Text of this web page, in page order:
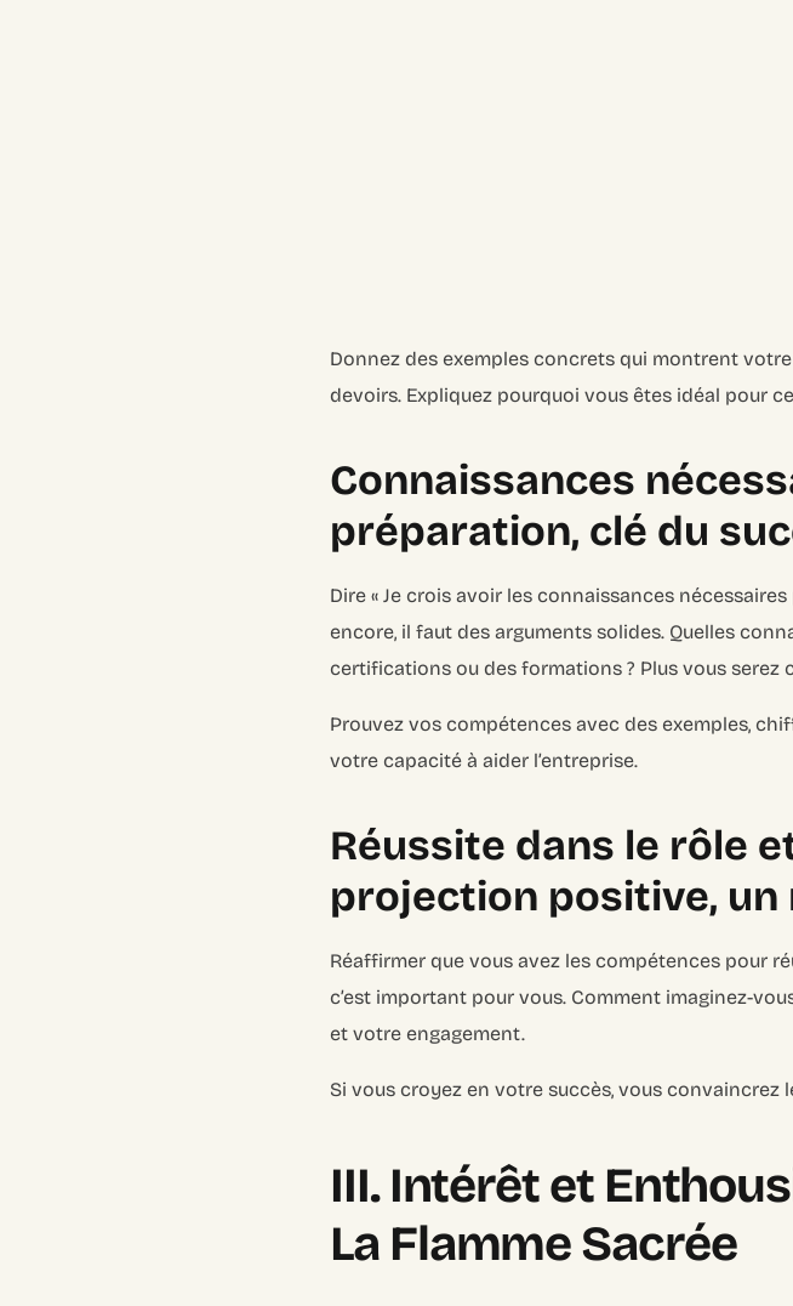
Donnez des exemples concrets qui montrent
devoirs. Expliquez pourquoi vous êtes idéal pour
Connaissances
préparation, clé du
Dire « Je crois avoir les connaissances
encore, il faut des arguments solides. Quelles
certifications ou des formations ? Plus vous serez
Prouvez vos compétences avec des exemples,
votre capacité à aider l’entreprise.
Réussite dans le rôle
projection positive,
Réaffirmer que vous avez les compétences pour
c’est important pour vous. Comment imaginez-
et votre engagement.
Si vous croyez en votre succès, vous convaincrez
III. Intérêt et
La Flamme Sacrée